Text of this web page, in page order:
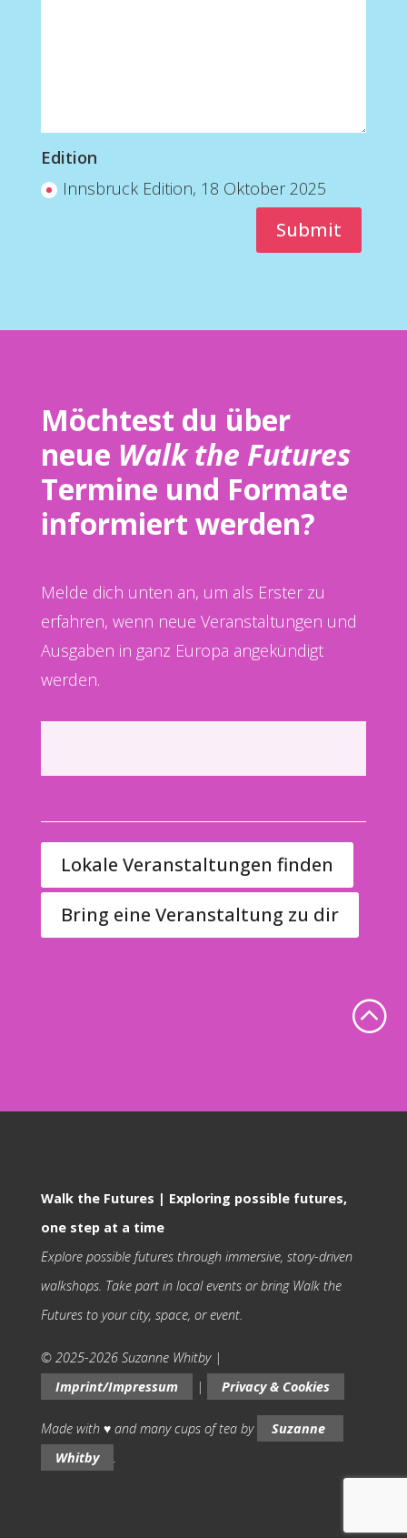
Edition
Innsbruck Edition, 18 Oktober 2025
Submit
Möchtest du über
neue Walk the Futures
Termine und Formate
informiert werden?
Melde dich unten an, um als Erster zu
erfahren, wenn neue Veranstaltungen und
Ausgaben in ganz Europa angekündigt
werden.
Lokale Veranstaltungen finden
Bring eine Veranstaltung zu dir
:
Walk the Futures | Exploring possible futures,
one step at a time
Explore possible futures through immersive, story-driven
walkshops. Take part in local events or bring Walk the
Futures to your city, space, or event.
© 2025-2026 Suzanne Whitby |
Imprint/Impressum
| Privacy & Cookies
Made with ♥ and many cups of tea by
Suzanne
Whitby
.